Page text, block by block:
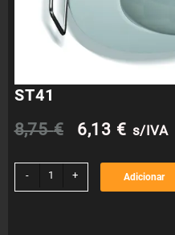
ST41
8,75€
O
preço
original
6,13 €O
preço
atual
s/IVA
-
Quantidade
+ Adicionar